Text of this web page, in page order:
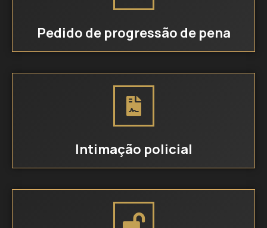
Pedido de progressão de pena
Intimação policial